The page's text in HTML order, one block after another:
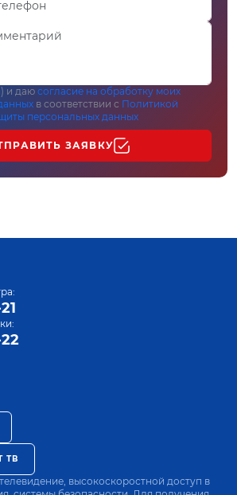
и даю согласие на обработку моих
в соответствии с Политикой
персональных данных
ЗАЯВКУ
ТВ
высокоскоростной доступ в